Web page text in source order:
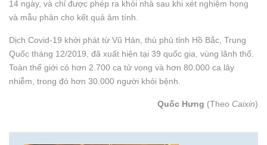
14 ngày, và chỉ được phép ra khỏi nhà sau khi xét nghiệm họng
và mẫu phân cho kết quả âm tính.
Dịch Covid-19 khởi phát từ Vũ Hán, thủ phủ tỉnh Hồ Bắc, Trung
Quốc tháng 12/2019, đã xuất hiện tại 39 quốc gia, vùng lãnh thổ.
Toàn thế giới có hơn 2.700 ca tử vong và hơn 80.000 ca lây
nhiễm, trong đó hơn 30.000 người khỏi bệnh.
Quốc Hưng (Theo Caixin)